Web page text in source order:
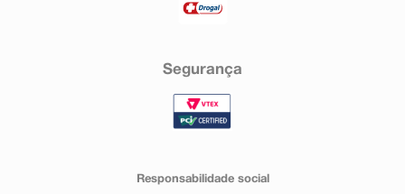
Segurança
Responsabilidade social